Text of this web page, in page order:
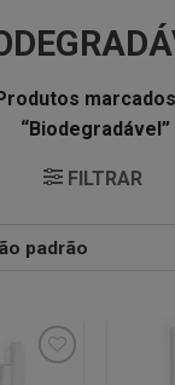
“Biodegradável”
FILTRAR